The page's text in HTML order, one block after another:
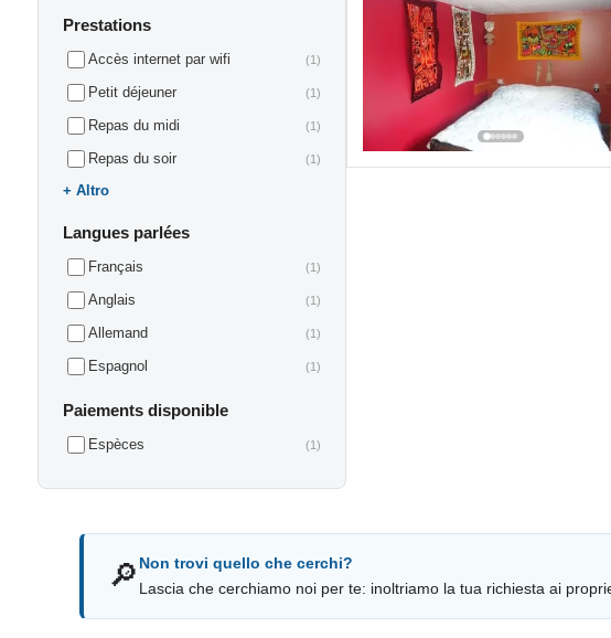
Prestations
Accès internet par wifi (1)
Petit déjeuner (1)
Repas du midi (1)
Repas du soir (1)
Altro
Langues parlées
Français (1)
Anglais (1)
Allemand (1)
Espagnol (1)
Paiements disponible
Espèces (1)
🔎 Non trovi quello che cerchi?
Lascia che cerchiamo noi per te: inoltriamo la tua richiesta ai